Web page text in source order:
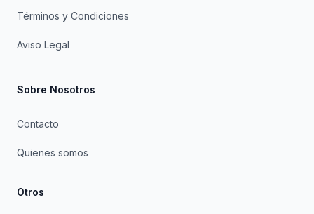
Términos y Condiciones
Aviso Legal
Sobre Nosotros
Contacto
Quienes somos
Otros